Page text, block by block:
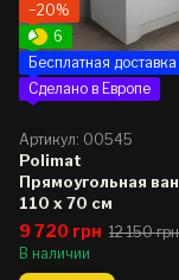
−20%
6
Бесплатная доставка
Сделано в Европе
Артикул: 00545
Polimat
Прямоугольная
110 x 70 см
9 720 грн 12 150 грн
В наличии